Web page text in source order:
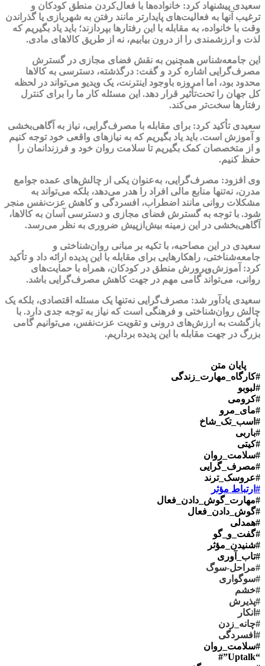
سعیدی پیشنهاد کرد: خانواده‌ها با فعال‌کردن منطق کودکان و
ترغیب آنها به فعالیت‌های پایدارتر مانند رفتن به شهربازی یا گذراندن
وقت با خانواده، به مقابله با این رفتارها بپردازند؛ باید یاد بگیریم که
لذت و ارزشمندی را از درون بیابیم، نه از طریق کالاهای مادی.
این جامعه‌شناس همچنین به نقش فضای مجازی در گسترش
مصرف‌گرایی اشاره کرد و گفت: درگذشته، دسترسی به کالاها
محدود بود، اما امروزه باوجود اینترنت، یک ویدیو می‌تواند در لحظه
کل جهان را تحت‌تأثیر قرار دهد. این مسئله کار ما را برای کنترل
رفتارها سخت‌تر می‌کند.
سعیدی تأکید کرد: برای مقابله با مصرف‌گرایی، نیاز به آگاهی‌بخشی
و آموزش است. باید یاد بگیریم که به نیازهای واقعی خود توجه کنیم
و از متخصصان کمک بگیریم تا سلامت روان خود و فرزندانمان را
حفظ کنیم.
وی افزود: مصرف‌گرایی، به‌عنوان یکی از چالش‌های عمده جوامع
مدرن، نه‌تنها منابع مالی افراد را هدر می‌دهد، بلکه می‌تواند به
مشکلات روانی مانند اضطراب، افسردگی و کاهش عزت‌نفس منجر
شود. با توجه به گسترش فضای مجازی و دسترسی آسان به کالاها،
آگاهی‌بخشی در این زمینه بیش‌ازپیش ضروری به نظر می‌رسد.
سعیدی در این مصاحبه، با تکیه بر مبانی روان‌شناختی و
جامعه‌شناختی، راهکارهایی برای مقابله با این پدیده ارائه داد و تأکید
کرد: آموزش‌وپرورش منطق در کودکان، همراه با حمایت‌های
روانی، می‌تواند گامی مهم در جهت کاهش مصرف‌گرایی باشد.
سعیدی یادآور شد: مصرف‌گرایی نه‌تنها یک مسئله اقتصادی، بلکه یک
چالش روان‌شناختی و فرهنگی است که نیاز به توجه جدی دارد. با
بازگشت به ارزش‌های درونی و تقویت عزت‌نفس، می‌توانیم گامی
بزرگ در جهت مقابله با این پدیده برداریم.
پایان متن
#کارگاه_مهارت_زندگی
#لبوبو
#کرومی
#مای_مرو
#اسب_تک_شاخ
#باربی
#کیتی
#سلامت_روان
#مصرف_گرایی
#عروسک_ترند
#ارتباط مؤثر
#مهارت_گوش_دادن_فعال
#گوش_دادن_فعال
#همدلی
#گفت_و_گو
#شنیدن_مؤثر
#تاب_آوری
#مراحل-سوگ
#سوگواری
#خشم
#پذیرش
#انکار
#چانه_زدن
#افسردگی
#سلامت_روان
“Uptalk”#